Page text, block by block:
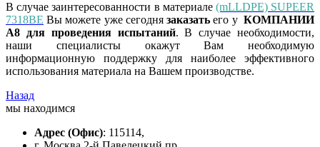
В случае заинтересованности в материале (mLLDPE) SUPEER
7318BE Вы можете уже сегоднязаказать его уКОМПАНИИ
А8 для проведения испытаний. В случае необходимости,
наши специалисты окажут Вам необходимую
информационную поддержку для наиболее эффективного
использования материала на Вашем производстве.
Назад
мы находимся
Адрес (Офис): 115114,